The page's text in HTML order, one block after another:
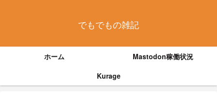
でもでもの雑記
ホーム
Mastodon稼働状況
Kurage